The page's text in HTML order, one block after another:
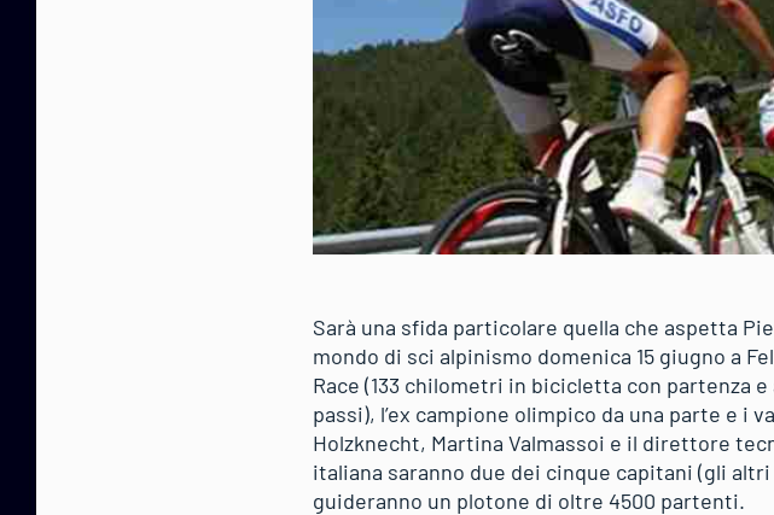
Sarà una sfida particolare quella che aspetta
mondo di sci alpinismo domenica 15 giugno a
Race (133 chilometri in bicicletta con partenza
passi), l’ex campione olimpico da una parte e i
Holzknecht, Martina Valmassoi e il direttore
italiana saranno due dei cinque capitani (gli
guideranno un plotone di oltre 4500 partenti.